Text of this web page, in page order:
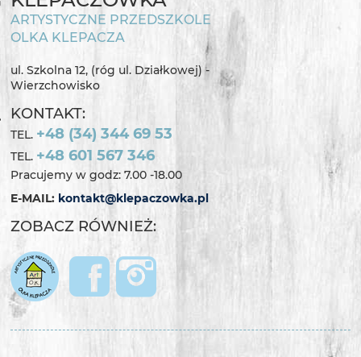
ARTYSTYCZNE PRZEDSZKOLE
OLKA KLEPACZA
ul. Szkolna 12, (róg ul. Działkowej) -
Wierzchowisko
KONTAKT:
TEL. +48 (34) 344 69 53
TEL. +48 601 567 346
Pracujemy w godz: 7.00 -18.00
E-MAIL: kontakt@klepaczowka.pl
ZOBACZ RÓWNIEŻ: